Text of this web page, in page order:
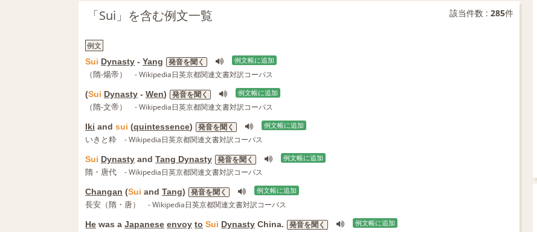
「Sui」を含む例文一覧 該当件数 : 285件
例文
Sui Dynasty - Yang 発音を聞く 例文帳に追加
（隋-煬帝） - Wikipedia日英京都関連文書対訳コーパス
(Sui Dynasty - Wen) 発音を聞く 例文帳に追加
（隋-文帝） - Wikipedia日英京都関連文書対訳コーパス
Iki and sui (quintessence) 発音を聞く 例文帳に追加
いきと粋 - Wikipedia日英京都関連文書対訳コーパス
Sui Dynasty and Tang Dynasty 発音を聞く 例文帳に追加
隋・唐代 - Wikipedia日英京都関連文書対訳コーパス
Changan (Sui and Tang) 発音を聞く 例文帳に追加
長安（隋・唐） - Wikipedia日英京都関連文書対訳コーパス
He was a Japanese envoy to Sui Dynasty China. 発音を聞く 例文帳に追加